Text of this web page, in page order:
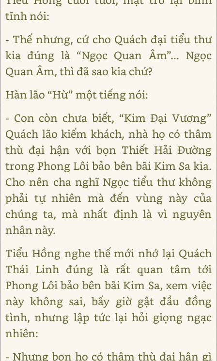
tĩnh nói:
- Thế nhưng, cứ cho Quách đại tiểu thư
kia đúng là “Ngọc Quan Âm”... Ngọc
Quan Âm, thì đã sao kia chứ?
Hàn lão “Hừ” một tiếng nói:
- Con còn chưa biết, “Kim Đại Vương”
Quách lão kiếm khách, nhà họ có thâm
thù đại hận với bọn Thiết Hải Đường
trong Phong Lôi bảo bên bãi Kim Sa kia.
Cho nên cha nghĩ Ngọc tiểu thư không
phải tự nhiên mà đến vùng này của
chúng ta, mà nhất định là vì nguyên
nhân này.
Tiểu Hồng nghe thế mới nhớ lại Quách
Thái Linh đúng là rất quan tâm tới
Phong Lôi bảo bên bãi Kim Sa, xem việc
này không sai, bấy giờ gật đầu đồng
tình, nhưng lập tức lại hỏi giọng ngạc
nhiên:
- Nhưng bọn họ có thâm thù đại hận gì